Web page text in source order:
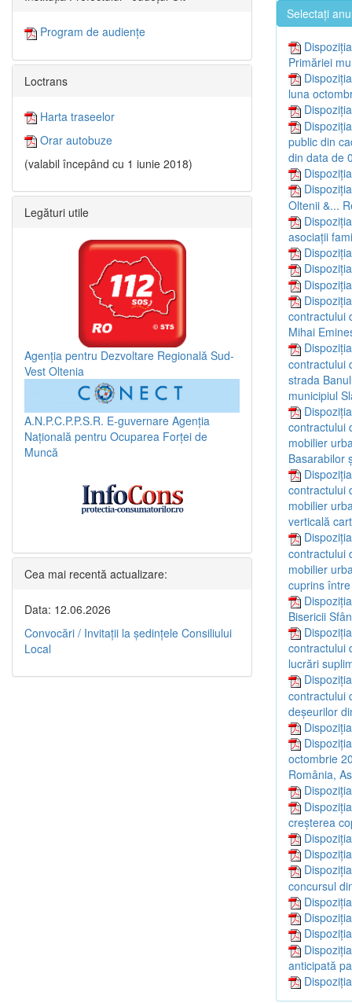
Selectați anul
Primăriei
luna
public din
din data de
Oltenii &...
asociaţii
contractului
Mihai
contractului
strada
municipiul
contractului
mobilier
Basarabilor
contractului
mobilier
verticală
contractului
mobilier
cuprins
Bisericii
contractului
lucrări
contractului
deşeurilor
octombrie
România,
creşterea
concursul
anticipată
Program de audiențe
Loctrans
Harta traseelor
Orar autobuze
(valabil începând cu 1 iunie 2018)
Legături utile
Agenția pentru Dezvoltare Regională Sud-
Vest Oltenia
A.N.P.C.P.P.S.R. E-guvernare Agenția
Națională pentru Ocuparea Forței de
Muncă
Cea mai recentă actualizare:
Data: 12.06.2026
Convocări / Invitaţii la şedinţele Consiliului
Local